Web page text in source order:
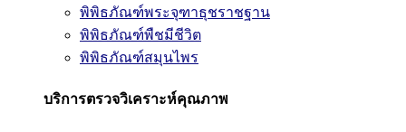
พิพิธภัณฑ์พระจุฑาธุชราชฐาน
พิพิธภัณฑ์พืชมีชีวิต
พิพิธภัณฑ์สมุนไพร
บริการตรวจวิเคราะห์คุณภาพ